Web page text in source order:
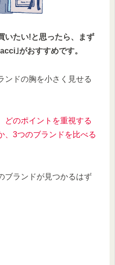
いたい!と思ったら、まず
｣がおすすめです。
ンドの胸を小さく見せる
どのポイントを重視する
、3つのブランドを比べる
ブランドが見つかるはず